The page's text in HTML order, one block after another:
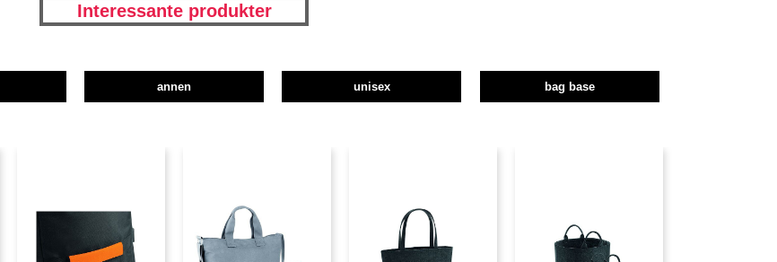
Interessante produkter
annen unisex bag base